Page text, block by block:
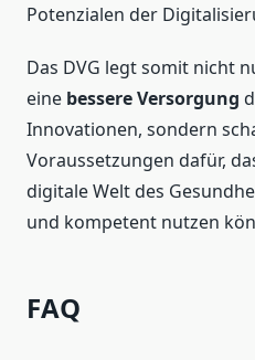
Potenzialen der
Das DVG legt somit nicht
eine bessere Versorgung
Innovationen, sondern
Voraussetzungen dafür,
digitale Welt des
und kompetent nutzen
FAQ